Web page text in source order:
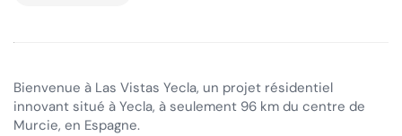
Bienvenue à Las Vistas Yecla, un projet résidentiel
innovant situé à Yecla, à seulement 96 km du centre de
Murcie, en Espagne.